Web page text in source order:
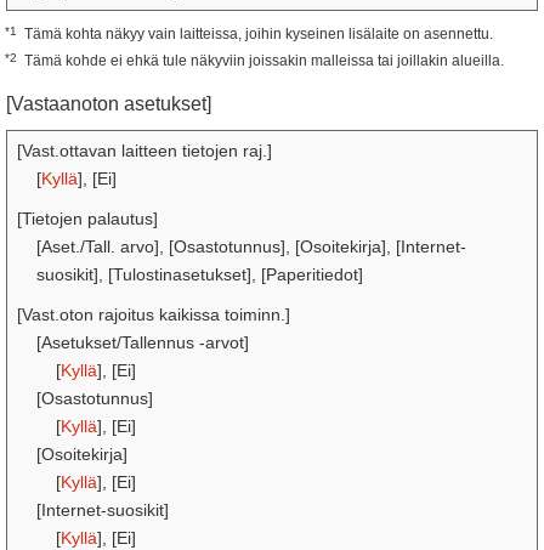
*1 Tämä kohta näkyy vain laitteissa, joihin kyseinen lisälaite on asennettu.
*2 Tämä kohde ei ehkä tule näkyviin joissakin malleissa tai joillakin alueilla.
[Vastaanoton asetukset]
[Vast.ottavan laitteen tietojen raj.]
[Kyllä], [Ei]
[Tietojen palautus]
[Aset./Tall. arvo], [Osastotunnus], [Osoitekirja], [Internet-
suosikit], [Tulostinasetukset], [Paperitiedot]
[Vast.oton rajoitus kaikissa toiminn.]
[Asetukset/Tallennus -arvot]
[Kyllä], [Ei]
[Osastotunnus]
[Kyllä], [Ei]
[Osoitekirja]
[Kyllä], [Ei]
[Internet-suosikit]
[Kyllä], [Ei]